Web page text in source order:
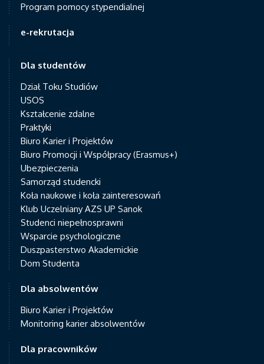
Program pomocy stypendialnej
e-rekrutacja
Dla studentów
Dział Toku Studiów
USOS
Kształcenie zdalne
Praktyki
Biuro Karier i Projektów
Biuro Promocji i Współpracy (Erasmus+)
Ubezpieczenia
Samorząd studencki
Koła naukowe i koła zainteresowań
Klub Uczelniany AZS UP Sanok
Studenci niepełnosprawni
Wsparcie psychologiczne
Duszpasterstwo Akademickie
Dom Studenta
Dla absolwentów
Biuro Karier i Projektów
Monitoring karier absolwentów
Dla pracowników